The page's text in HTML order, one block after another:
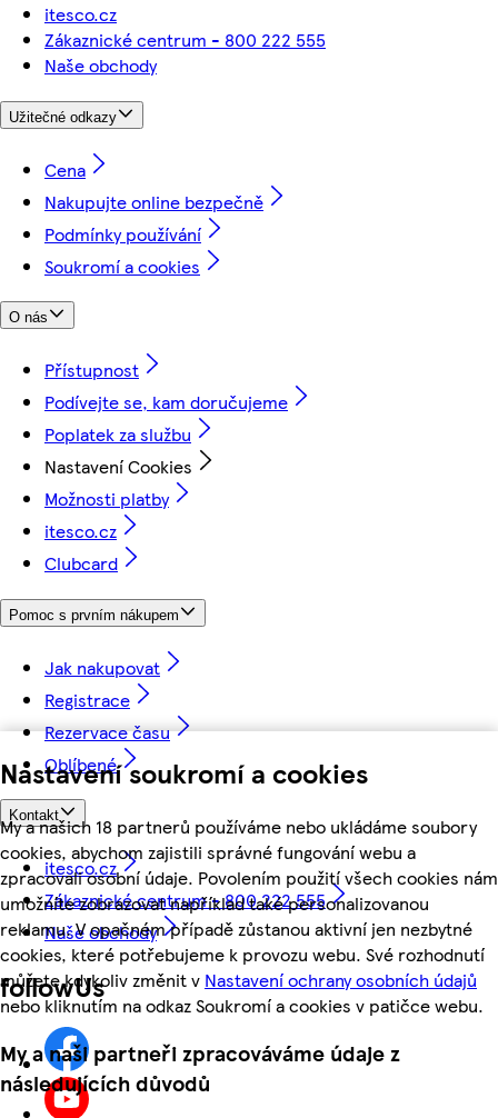
Nastavení soukromí a cookies
My a našich 18 partnerů používáme nebo ukládáme soubory
cookies, abychom zajistili správné fungování webu a
zpracovali osobní údaje. Povolením použití všech cookies nám
umožníte zobrazovat například také personalizovanou
reklamu. V opačném případě zůstanou aktivní jen nezbytné
cookies, které potřebujeme k provozu webu. Své rozhodnutí
můžete kdykoliv změnit v Nastavení ochrany osobních údajů
nebo kliknutím na odkaz Soukromí a cookies v patičce webu.
My a naši partneři zpracováváme údaje z
následujících důvodů
itesco.cz
Zákaznické centrum - 800 222 555
Naše obchody
Užitečné odkazy
Cena
Nakupujte online bezpečně
Podmínky používání
Soukromí a cookies
O nás
Přístupnost
Podívejte se, kam doručujeme
Poplatek za službu
Nastavení Cookies
Možnosti platby
itesco.cz
Clubcard
Pomoc s prvním nákupem
Jak nakupovat
Registrace
Rezervace času
Oblíbené
Kontakt
itesco.cz
Zákaznické centrum - 800 222 555
Naše obchody
followUs